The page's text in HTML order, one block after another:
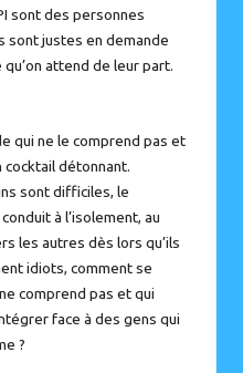
sont des personnes
sont justes en demande
attend de leur part.
qui ne le comprend pas et
cocktail détonnant.
sont difficiles, le
à l’isolement, au
les autres dès lors qu’ils
idiots, comment se
comprend pas et qui
face à des gens qui
?